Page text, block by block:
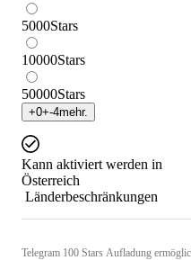
5000Stars
10000Stars
50000Stars
+0+-4mehr.
Kann aktiviert werden in
Österreich
Länderbeschränkungen
Telegram 100 Stars Aufladung